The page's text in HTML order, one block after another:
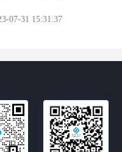
07-31 15:31:37